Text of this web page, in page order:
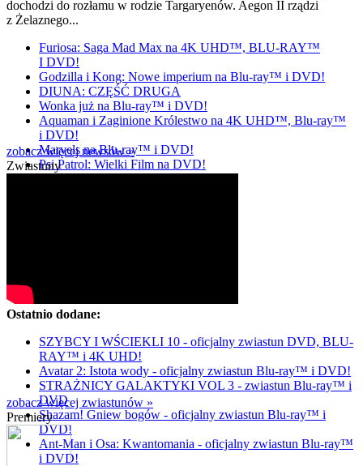
dochodzi do rozłamu w rodzie Targaryenów. Aegon II rządzi
z Żelaznego...
Furiosa: Saga Mad Max na 4K UHD™, BLU-RAY™
I DVD!
Godzilla i Kong: Nowe imperium na Blu-ray™ i DVD!
DIUNA: CZĘŚĆ DRUGA
Wonka już na Blu-ray™ i DVD!
Aquaman i Zaginione Królestwo na 4K UHD™, Blu-ray™
i DVD!
Marvels na Blu-ray™ i DVD!
Psi Patrol: Wielki Film na DVD!
zobacz więcej newsów »
Zwiastuny
Ostatnio dodane:
SZYBCY I WŚCIEKLI 10 - oficjalny zwiastun DVD, BLU-
RAY™ i 4K UHD!
Avatar 2: Istota wody - oficjalny zwiastun Blu-ray™ i DVD!
STRAŻNICY GALAKTYKI VOL 3 - zwiastun Blu-ray™ i
DVD
Shazam! Gniew bogów - oficjalny zwiastun Blu-ray™ i
DVD!
Ant-Man i Osa: Kwantomania - oficjalny zwiastun Blu-ray™
i DVD!
zobacz więcej zwiastunów »
Premiery